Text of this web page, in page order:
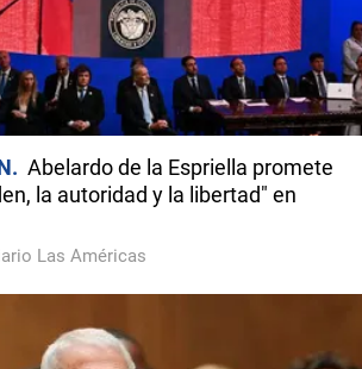
Abelardo de la Espriella promete
la autoridad y la libertad" en
Las Américas